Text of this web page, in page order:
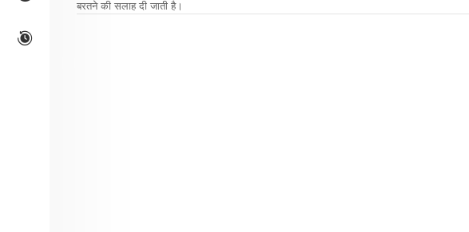
बरतने की सलाह दी जाती है।